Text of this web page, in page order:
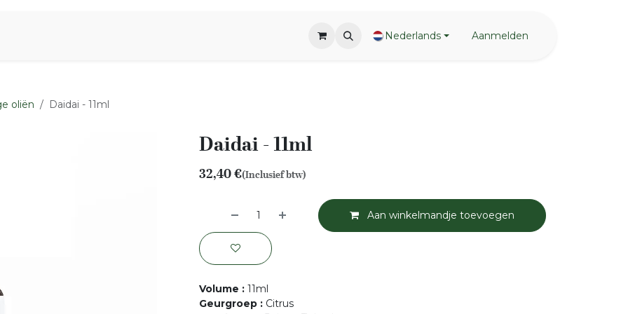
Nederlands Aanmelden
oliën Daidai - 11ml
Daidai - 11ml
32,40€(Inclusief btw)
Aan winkelmandje toevoegen
Volume : 11ml
Geurgroep : Citrus